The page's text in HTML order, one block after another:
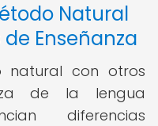
Natural
Enseñanza
natural con otros
de la lengua
diferencias